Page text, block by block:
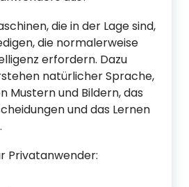
die in der Lage sind,
die normalerweise
erfordern. Dazu
natürlicher Sprache,
Mustern und Bildern, das
und das Lernen
Privatanwender: